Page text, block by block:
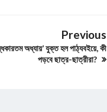
Previous
অধ্যায়’ যুক্ত হল পাঠ্যবইয়ে, কী
পড়বে ছাত্র-ছাত্রীরা?